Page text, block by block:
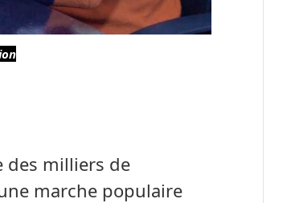
des milliers de
marche populaire